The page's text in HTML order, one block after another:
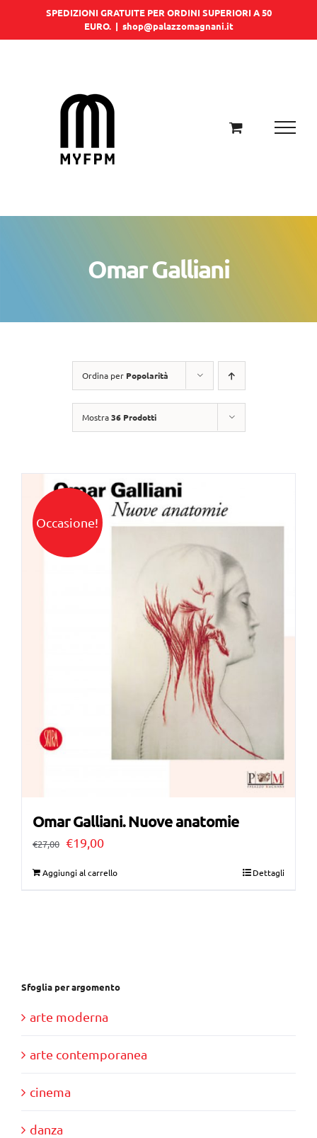
SPEDIZIONI GRATUITE PER ORDINI SUPERIORI A 50
EURO. | shop@palazzomagnani.it
Omar Galliani
Ordina per Popolarità
Mostra36 Prodotti
Occasione!
Omar Galliani. Nuove anatomie
€27,00 Il
€19,00Il
Aggiungi al carrello Dettagli
Sfoglia per argomento
arte moderna
arte contemporanea
cinema
danza